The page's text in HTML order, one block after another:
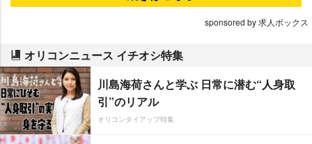
sponsored by 求人ボックス
オリコンニュース イチオシ特集
川島海荷さんと学ぶ 日常に潜む“人身取
引”のリアル
オリコンタイアップ特集